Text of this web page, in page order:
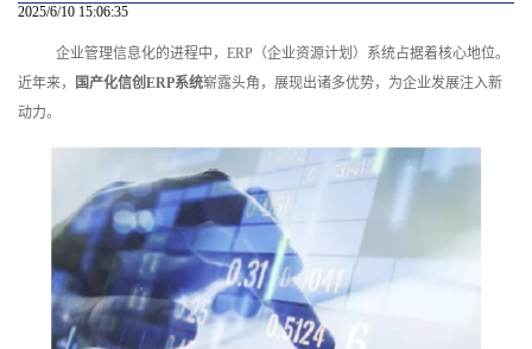
2025/6/10 15:06:35
企业管理信息化的进程中，ERP（企业资源计划）系统占据着核心地位。
近年来，
国产化信创ERP系统崭露头角，展现出诸多优势，为企业发展注入新
动力。